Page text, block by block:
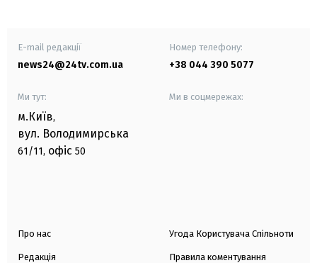
E-mail редакції
news24@24tv.com.ua
Номер телефону:
+38 044 390 5077
Ми тут:
м.Київ,
вул. Володимирська
61/11, офіс 50
Ми в соцмережах:
Про нас
Редакція
Угода Користувача Спільноти
Правила коментування